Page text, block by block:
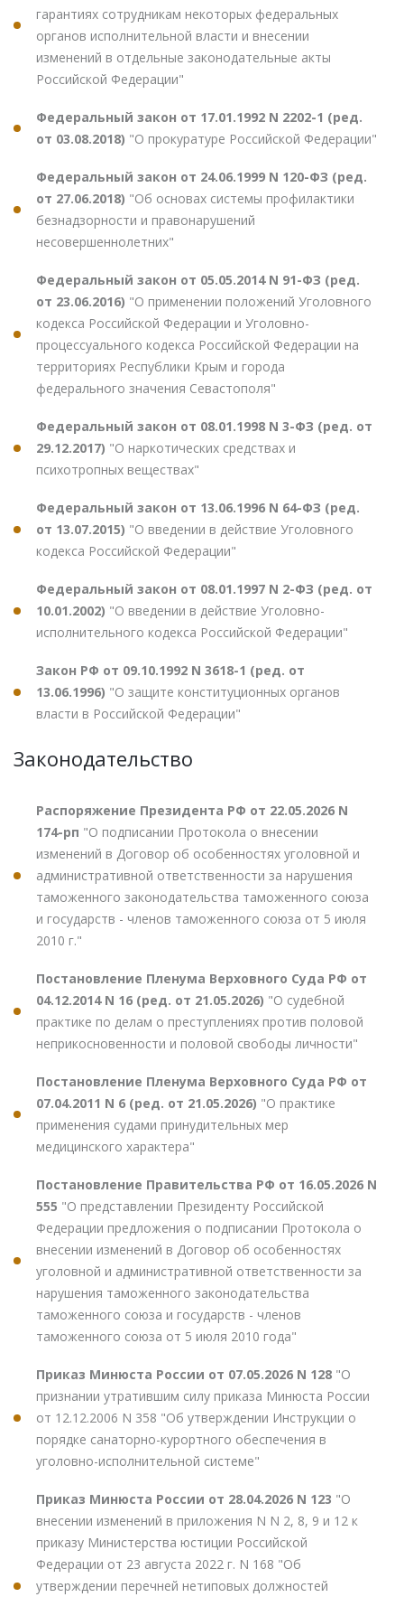
гарантиях сотрудникам некоторых федеральных
органов исполнительной власти и внесении
изменений в отдельные законодательные акты
Российской Федерации"
Федеральный закон от 17.01.1992 N 2202-1 (ред.
от 03.08.2018) "О прокуратуре Российской Федерации"
Федеральный закон от 24.06.1999 N 120-ФЗ (ред.
от 27.06.2018) "Об основах системы профилактики
безнадзорности и правонарушений
несовершеннолетних"
Федеральный закон от 05.05.2014 N 91-ФЗ (ред.
от 23.06.2016) "О применении положений Уголовного
кодекса Российской Федерации и Уголовно-
процессуального кодекса Российской Федерации на
территориях Республики Крым и города
федерального значения Севастополя"
Федеральный закон от 08.01.1998 N 3-ФЗ (ред. от
29.12.2017) "О наркотических средствах и
психотропных веществах"
Федеральный закон от 13.06.1996 N 64-ФЗ (ред.
от 13.07.2015) "О введении в действие Уголовного
кодекса Российской Федерации"
Федеральный закон от 08.01.1997 N 2-ФЗ (ред. от
10.01.2002) "О введении в действие Уголовно-
исполнительного кодекса Российской Федерации"
Закон РФ от 09.10.1992 N 3618-1 (ред. от
13.06.1996) "О защите конституционных органов
власти в Российской Федерации"
Законодательство
Распоряжение Президента РФ от 22.05.2026 N
174-рп "О подписании Протокола о внесении
изменений в Договор об особенностях уголовной и
административной ответственности за нарушения
таможенного законодательства таможенного союза
и государств - членов таможенного союза от 5 июля
2010 г."
Постановление Пленума Верховного Суда РФ от
04.12.2014 N 16 (ред. от 21.05.2026) "О судебной
практике по делам о преступлениях против половой
неприкосновенности и половой свободы личности"
Постановление Пленума Верховного Суда РФ от
07.04.2011 N 6 (ред. от 21.05.2026) "О практике
применения судами принудительных мер
медицинского характера"
Постановление Правительства РФ от 16.05.2026 N
555 "О представлении Президенту Российской
Федерации предложения о подписании Протокола о
внесении изменений в Договор об особенностях
уголовной и административной ответственности за
нарушения таможенного законодательства
таможенного союза и государств - членов
таможенного союза от 5 июля 2010 года"
Приказ Минюста России от 07.05.2026 N 128 "О
признании утратившим силу приказа Минюста России
от 12.12.2006 N 358 "Об утверждении Инструкции о
порядке санаторно-курортного обеспечения в
уголовно-исполнительной системе"
Приказ Минюста России от 28.04.2026 N 123 "О
внесении изменений в приложения N N 2, 8, 9 и 12 к
приказу Министерства юстиции Российской
Федерации от 23 августа 2022 г. N 168 "Об
утверждении перечней нетиповых должностей